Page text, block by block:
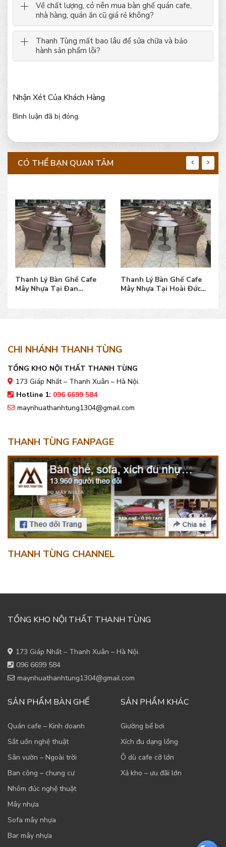
Về chất lượng, có nên mua bàn ghế quán cafe,
nhà hàng, quán ăn cũ giá rẻ không?
Thanh Tùng mất bao lâu để sửa chữa và bảo
hành sản phẩm lỗi?
Nhận Xét Của Khách Hàng
Bình luận đã bị đóng.
CÓ THỂ BẠN QUAN TÂM
Thanh Lý Bàn Ghế Cafe
Mây Nhựa Tại Đan
Thanh Lý Bàn Ghế Cafe
Mây Nhựa Tại Hoài Đức
CHI NHÁNH THANH TÙNG
TỔNG KHO NỘI THẤT THANH TÙNG
173 Giáp Nhất – Thanh Xuân – Hà Nội.
Hotline 1: 096 6699 584
maynhuathanhtung1304@gmail.com
THANH TÙNG FANPAGE
THANH TÙNG CHANNEL
TỔNG KHO NỘI THẤT THANH TÙNG
173 Giáp Nhất – Thanh Xuân – Hà Nội.
096 6699 584
maynhuathanhtung1304@gmail.com
SẢN PHẨM BÀN GHẾ
Quán cafe – Kinh doanh
Sắt uốn nghệ thuật
Sân vườn – Ngoài trời
Ban công – chung cư
Nhôm đúc nghệ thuật
Mây nhựa
Sofa mây nhựa
Bar mây nhựa
SẢN PHẨM KHÁC
Giường bể bơi
Xích đu dạng lồng
Ô dù cafe cỡ lớn
Xả kho – ưu đãi lớn